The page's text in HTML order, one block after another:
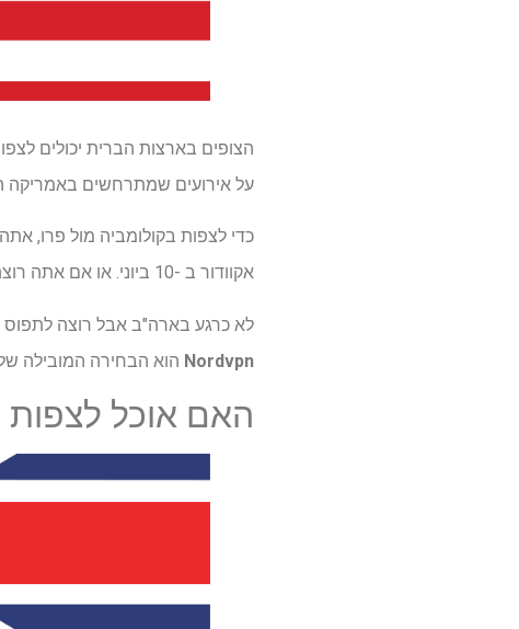
על אירועים שמתרחשים באמריקה
אקוודור ב -10 ביוני. או אם אתה רוצה גישה לרוב מוקדמות גביע העולם של Conmebol החודש, בחר את העסקה של 99.99 $.
לא כרגע בארה"ב אבל רוצה
Nordvpn הוא הבחירה המובילה
האם אוכל לצפות